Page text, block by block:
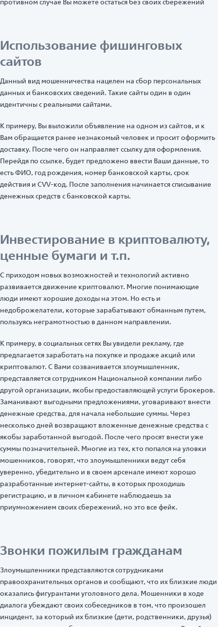
противном случае Вы можете остаться без своих сбережений
Использование фишинговых
сайтов
Данный вид мошенничества нацелен на сбор персональных
данных и банковских сведений. Такие сайты один в один
идентичны с реальными сайтами.
К примеру, Вы выложили объявление на одном из сайтов, и к
Вам обращается ранее незнакомый человек и просит оформить
доставку. После чего он направляет ссылку для оформления.
Перейдя по ссылке, будет предложено ввести Ваши данные, то
есть ФИО, год рождения, номер банковской карты, срок
действия и СVV-код. После заполнения начинается списывание
денежных средств с банковской карты.
Инвестирование в криптовалюту,
ценные бумаги и т.п.
С приходом новых возможностей и технологий активно
развивается движение криптовалют. Многие понимающие
люди имеют хорошие доходы на этом. Но есть и
недоброжелатели, которые зарабатывают обманным путем,
пользуясь неграмотностью в данном направлении.
К примеру, в социальных сетях Вы увидели рекламу, где
предлагается заработать на покупке и продаже акций или
криптовалют. С Вами созванивается злоумышленник,
представляется сотрудником Национальной компании либо
другой организации, якобы предоставляющей услуги брокеров.
Заманивают выгодными предложениями, уговаривают внести
денежные средства, для начала небольшие суммы. Через
несколько дней возвращают вложенные денежные средства с
якобы заработанной выгодой. После чего просят внести уже
суммы позначительней. Многие из тех, кто попался на уловки
мошенников, говорят, что злоумышленники ведут себя
уверенно, убедительно и в своем арсенале имеют хорошо
разработанные интернет-сайты, в которых проходишь
регистрацию, и в личном кабинете наблюдаешь за
приумножением своих сбережений, но это все фейк.
Звонки пожилым гражданам
Злоумышленники представляются сотрудниками
правоохранительных органов и сообщают, что их близкие люди
оказались фигурантами уголовного дела. Мошенники в ходе
диалога убеждают своих собеседников в том, что произошел
инцидент, за который их близкие (дети, родственники, друзья)